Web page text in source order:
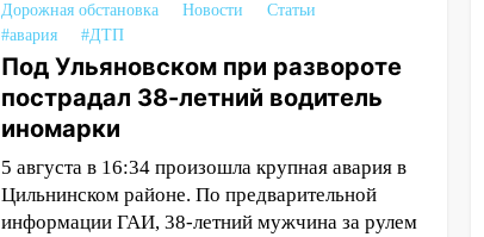
Дорожная обстановка Новости
Статьи
#авария
#ДТП
Под Ульяновском при развороте
пострадал 38-летний водитель
иномарки
5 августа в 16:34 произошла крупная авария в
Цильнинском районе. По предварительной
информации ГАИ, 38-летний мужчина за рулем